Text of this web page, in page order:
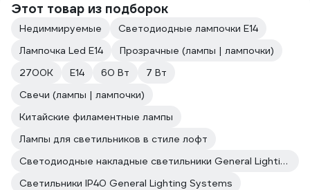
Этот товар из подборок
Недиммируемые
Светодиодные лампочки E14
Лампочка Led E14
Прозрачные (лампы | лампочки)
2700К
Е14 60 Вт
7 Вт
Свечи (лампы | лампочки)
Китайские филаментные лампы
Лампы для светильников в стиле лофт
Светодиодные накладные светильники General Lighting Systems
Светильники IP40 General Lighting Systems